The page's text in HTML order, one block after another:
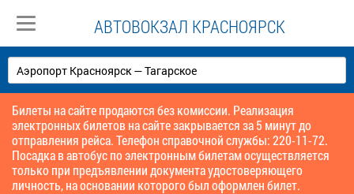
АВТОВОКЗАЛ КРАСНОЯРСК
Билеты на сайте продаются без комиссии. Реализация
электронных билетов на сайте закрывается за 5 минут до
отправления рейса. Телефон справочной службы: 220-11-72.
Посадка в автобус по электронным билетам осуществляется
только при предъявлении документа удостоверяющего
личность, на основании которого был оформлен билет.